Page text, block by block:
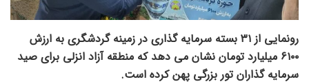
رونمایی از ۳۱ بسته سرمایه گذاری در زمینه گردشگری به ارزش
۶۱۰۰ میلیارد تومان نشان می دهد که منطقه آزاد انزلی برای صید
سرمایه گذاران تور بزرگی پهن کرده است.